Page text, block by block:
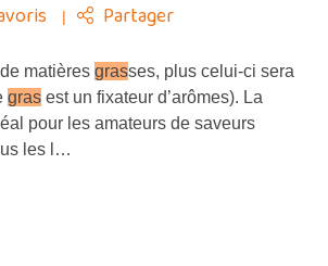
Partager
matières grasses, plus celui-ci sera
gras est un fixateur d’arômes). La
pour les amateurs de saveurs
les l…